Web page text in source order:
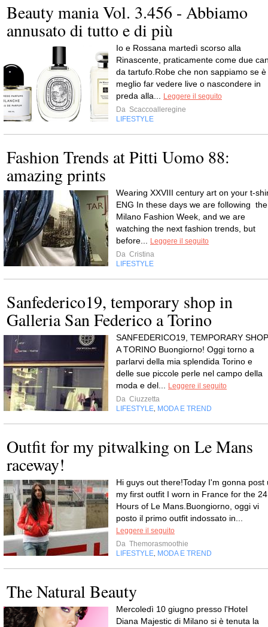
Beauty mania Vol. 3.456 - Abbiamo
annusato di tutto e di più
Io e Rossana martedì scorso alla
Rinascente, praticamente come due
da tartufo.Robe che non sappiamo se è
meglio far vedere live o nascondere in
preda alla...
Leggere il seguito
Da Scaccoalleregine
LIFESTYLE
Fashion Trends at Pitti Uomo 88:
amazing prints
Wearing XXVIII century art on your t-
ENG In these days we are following the
Milano Fashion Week, and we are
watching the next fashion trends, but
before...
Leggere il seguito
Da Cristina
LIFESTYLE
Sanfederico19, temporary shop in
Galleria San Federico a Torino
SANFEDERICO19, TEMPORARY SHOP
A TORINO Buongiorno! Oggi torno a
parlarvi della mia splendida Torino e
delle sue piccole perle nel campo della
moda e del...
Leggere il seguito
Da Ciuzzetta
LIFESTYLE MODA E TREND
Outfit for my pitwalking on Le Mans
raceway!
Hi guys out there!Today I'm gonna post
my first outfit I worn in France for the 24
Hours of Le Mans.Buongiorno, oggi vi
posto il primo outfit indossato in...
Leggere il seguito
Da Themorasmoothie
LIFESTYLE MODA E TREND
The Natural Beauty
Mercoledì 10 giugno presso l'Hotel
Diana Majestic di Milano si è tenuta la